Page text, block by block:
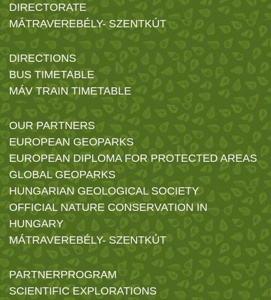
DIRECTORATE
MÁTRAVEREBÉLY- SZENTKÚT
DIRECTIONS
BUS TIMETABLE
MÁV TRAIN TIMETABLE
OUR PARTNERS
EUROPEAN GEOPARKS
EUROPEAN DIPLOMA FOR PROTECTED AREAS
GLOBAL GEOPARKS
HUNGARIAN GEOLOGICAL SOCIETY
OFFICIAL NATURE CONSERVATION IN
HUNGARY
MÁTRAVEREBÉLY- SZENTKÚT
PARTNERPROGRAM
SCIENTIFIC EXPLORATIONS